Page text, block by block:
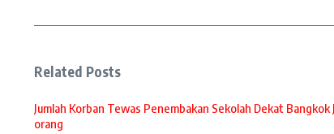
Related Posts
Jumlah Korban Tewas Penembakan Sekolah Dekat Bangkok
orang